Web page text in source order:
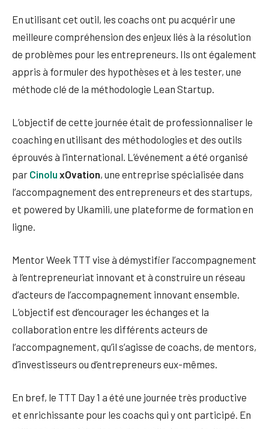
En utilisant cet outil, les coachs ont pu acquérir une
meilleure compréhension des enjeux liés à la résolution
de problèmes pour les entrepreneurs. Ils ont également
appris à formuler des hypothèses et à les tester, une
méthode clé de la méthodologie Lean Startup.
L’objectif de cette journée était de professionnaliser le
coaching en utilisant des méthodologies et des outils
éprouvés à l’international. L’événement a été organisé
par Cinolu xOvation, une entreprise spécialisée dans
l’accompagnement des entrepreneurs et des startups,
et powered by Ukamili, une plateforme de formation en
ligne.
Mentor Week TTT vise à démystifier l’accompagnement
à l’entrepreneuriat innovant et à construire un réseau
d’acteurs de l’accompagnement innovant ensemble.
L’objectif est d’encourager les échanges et la
collaboration entre les différents acteurs de
l’accompagnement, qu’il s’agisse de coachs, de mentors,
d’investisseurs ou d’entrepreneurs eux-mêmes.
En bref, le TTT Day 1 a été une journée très productive
et enrichissante pour les coachs qui y ont participé. En